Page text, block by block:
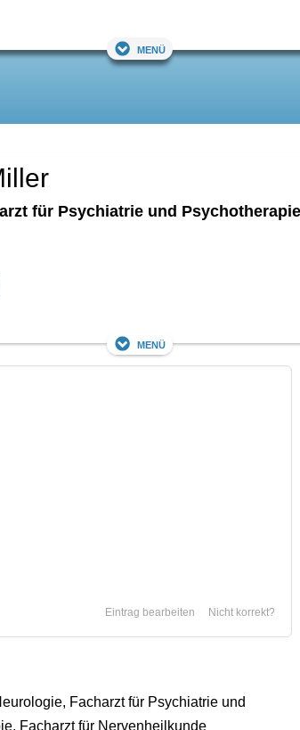
Menü
für Psychiatrie und
Menü
Nicht korrekt?
Eintrag bearbeiten
Facharzt für Psychiatrie und
Facharzt für Nervenheilkunde